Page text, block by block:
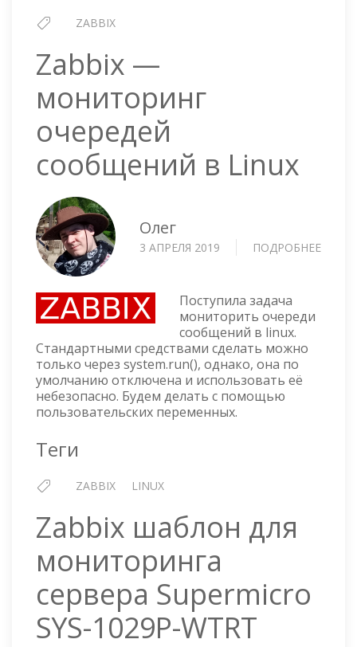
ZABBIX
Zabbix —
мониторинг
очередей
сообщений в Linux
Олег
3 АПРЕЛЯ 2019 ПОДРОБНЕЕ
Поступила задача
мониторить очереди
сообщений в linux.
Стандартными средствами сделать можно
только через system.run(), однако, она по
умолчанию отключена и использовать её
небезопасно. Будем делать с помощью
пользовательских переменных.
Теги
ZABBIX LINUX
Zabbix шаблон для
мониторинга
сервера Supermicro
SYS-1029P-WTRT